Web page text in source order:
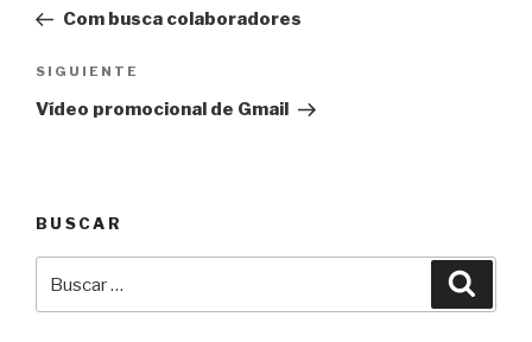
entradas
anterior:
Com busca colaboradores
Siguiente
entrada
SIGUIENTE
Vídeo promocional de Gmail
BUSCAR